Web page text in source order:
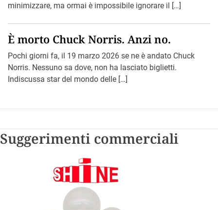
minimizzare, ma ormai è impossibile ignorare il […]
È morto Chuck Norris. Anzi no.
Pochi giorni fa, il 19 marzo 2026 se ne è andato Chuck
Norris. Nessuno sa dove, non ha lasciato biglietti.
Indiscussa star del mondo delle […]
Suggerimenti commerciali